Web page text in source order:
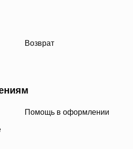
Возврат
Помощь в оформлении